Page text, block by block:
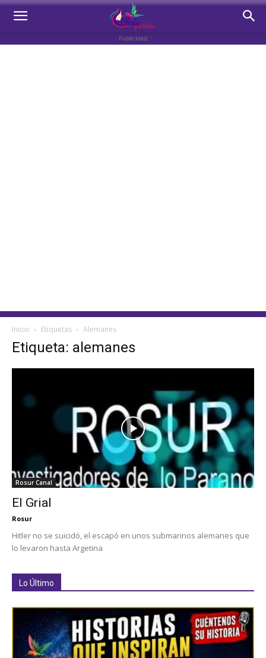
Publicidad
Inicio Etiquetas Alemanes
Etiqueta: alemanes
Rosur Canal
El Grial
Rosur
Hitler no se suicidó, el escapó en unos submarinos alemanes que
lo levaron hasta Argetina
Lo Último